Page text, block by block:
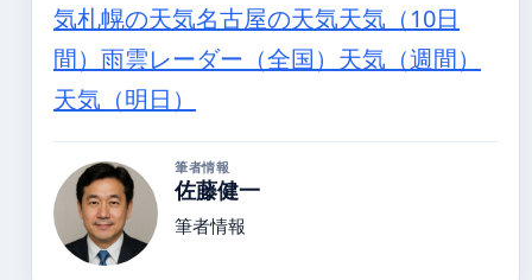
気札幌の天気名古屋の天気天気（10日
間） 雨雲レーダー（全国） 天気（週間）
天気（明日）
筆者情報
佐藤健一
筆者情報